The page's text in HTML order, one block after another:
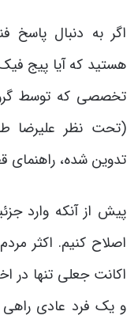
اگر به دنبال
هستید که آیا پیج
تخصصی که توسط
(تحت نظر علیرضا
تدوین شده، راهنمای
پیش از آنکه وارد
اصلاح کنیم. اکثر
اکانت جعلی تنها در
و یک فرد عادی راهی